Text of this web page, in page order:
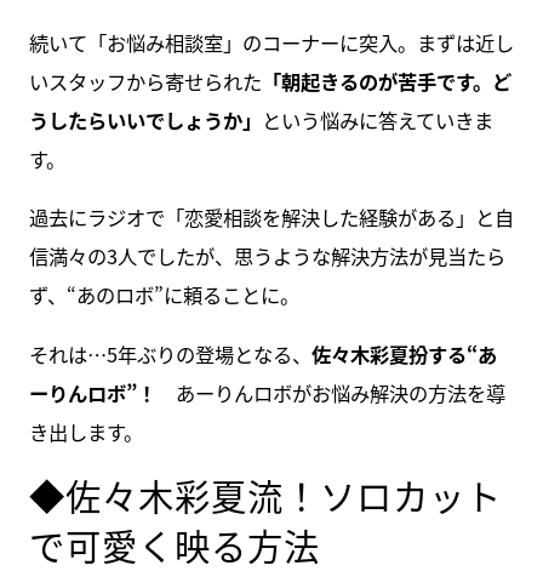
続いて「お悩み相談室」のコーナーに突入。まずは近し
いスタッフから寄せられた 「朝起きるのが苦手です。ど
うしたらいいでしょうか」 という悩みに答えていきま
す。
過去にラジオで「恋愛相談を解決した経験がある」と自
信満々の3人でしたが、思うような解決方法が見当たら
ず、“あのロボ”に頼ることに。
それは…5年ぶりの登場となる、 佐々木彩夏扮する“あ
ーりんロボ”！ あーりんロボがお悩み解決の方法を導
き出します。
◆佐々木彩夏流！ソロカット
で可愛く映る方法